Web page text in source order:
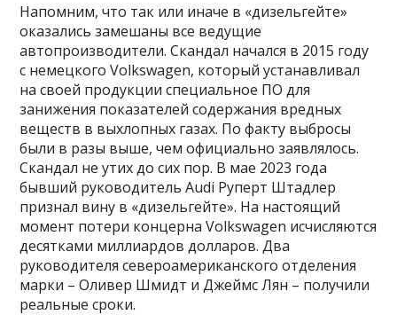
Напомним, что так или иначе в «дизельгейте»
оказались замешаны все ведущие
автопроизводители. Скандал начался в 2015 году
с немецкого Volkswagen, который устанавливал
на своей продукции специальное ПО для
занижения показателей содержания вредных
веществ в выхлопных газах. По факту выбросы
были в разы выше, чем официально заявлялось.
Скандал не утих до сих пор. В мае 2023 года
бывший руководитель Audi Руперт Штадлер
признал вину в «дизельгейте». На настоящий
момент потери концерна Volkswagen исчисляются
десятками миллиардов долларов. Два
руководителя североамериканского отделения
марки – Оливер Шмидт и Джеймс Лян – получили
реальные сроки.